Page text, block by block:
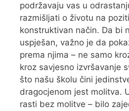
podržavaju vas u
razmišljati o životu na
konstruktivan način. Da bi
uspješan, važno je da
prema njima – ne samo
kroz savjesno izvršavanje
što našu školu čini
dragocjenom jest molitva.
rasti bez molitve – bilo